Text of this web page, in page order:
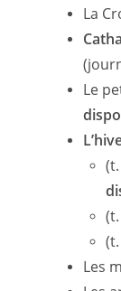
La
Le
Les